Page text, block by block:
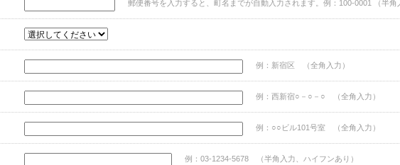
郵便番号を入力すると、町名までが自動入力されます。例：100-0001 （半角
例：新宿区 （全角入力）
例：西新宿○－○－○ （全角入力）
例：○○ビル101号室 （全角入力）
例：03-1234-5678 （半角入力、ハイフンあり）